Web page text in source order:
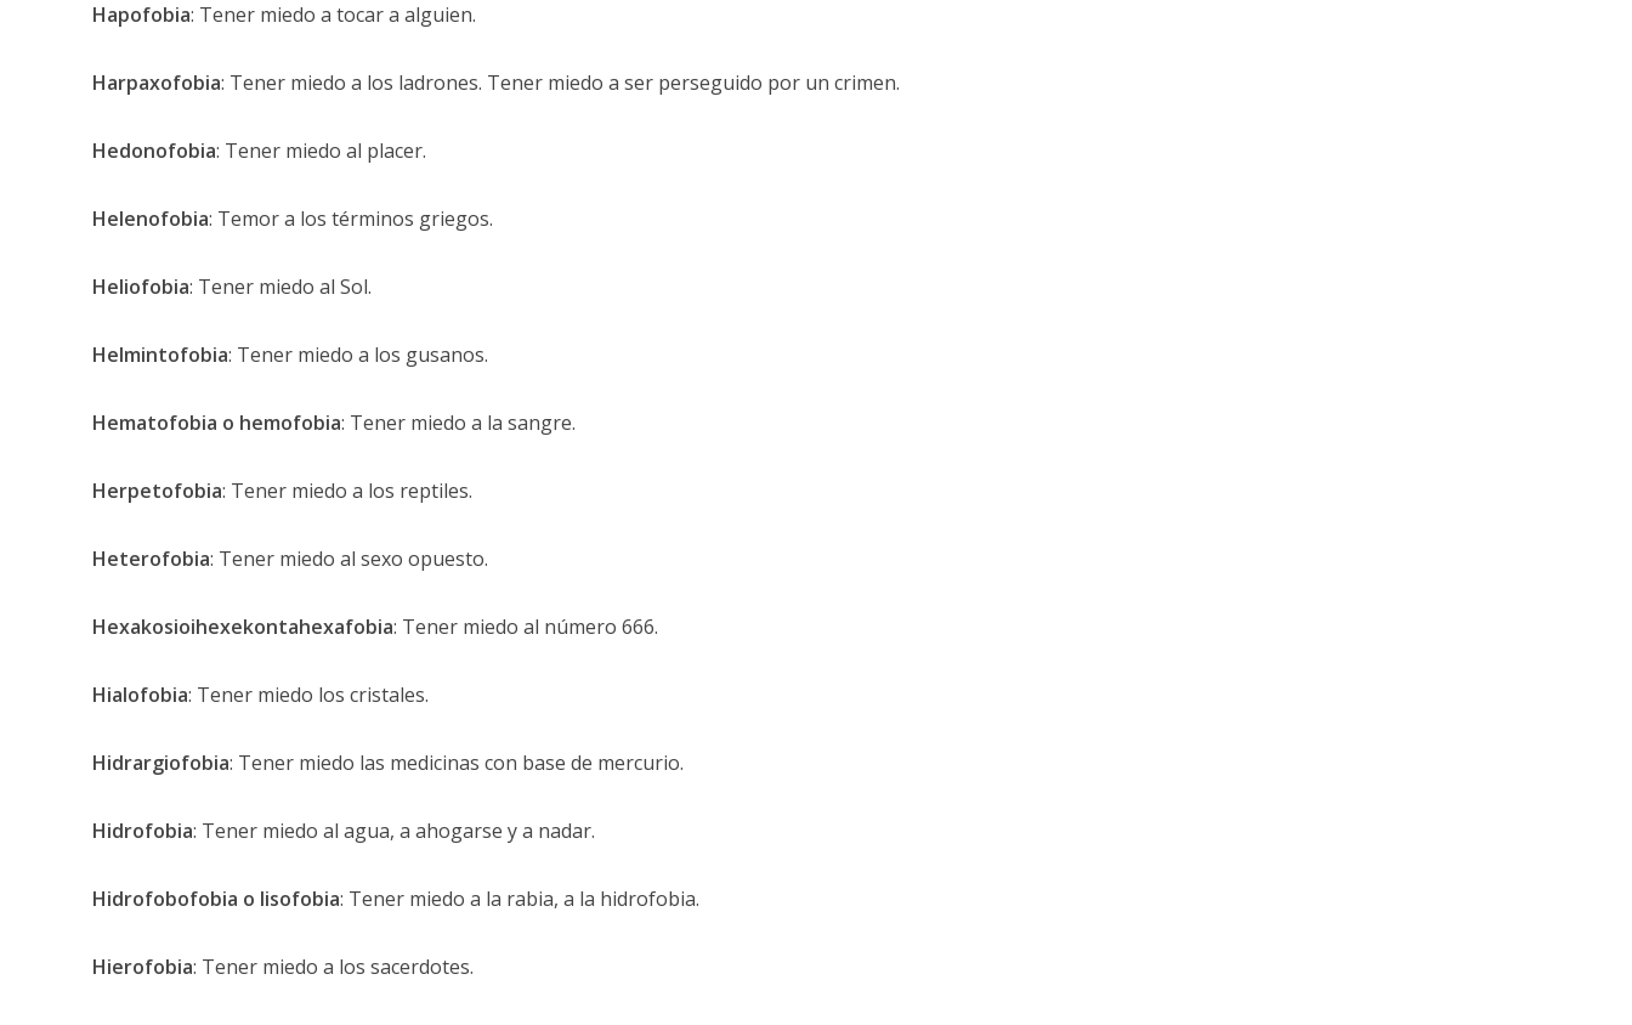
Hapofobia: Tener miedo a tocar a alguien.
Harpaxofobia: Tener miedo a los ladrones. Tener miedo a ser perseguido por un crimen.
Hedonofobia: Tener miedo al placer.
Helenofobia: Temor a los términos griegos.
Heliofobia: Tener miedo al Sol.
Helmintofobia: Tener miedo a los gusanos.
Hematofobia o hemofobia: Tener miedo a la sangre.
Herpetofobia: Tener miedo a los reptiles.
Heterofobia: Tener miedo al sexo opuesto.
Hexakosioihexekontahexafobia: Tener miedo al número 666.
Hialofobia: Tener miedo los cristales.
Hidrargiofobia: Tener miedo las medicinas con base de mercurio.
Hidrofobia: Tener miedo al agua, a ahogarse y a nadar.
Hidrofobofobia o lisofobia: Tener miedo a la rabia, a la hidrofobia.
Hierofobia: Tener miedo a los sacerdotes.